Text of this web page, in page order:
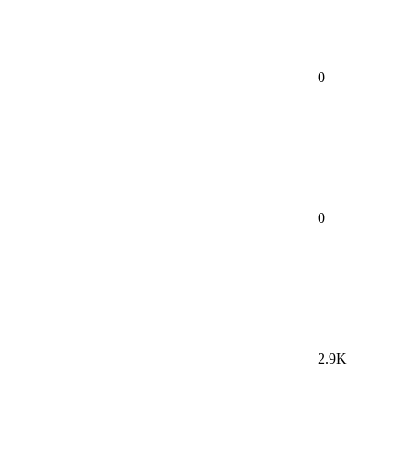
0
0
2.9K